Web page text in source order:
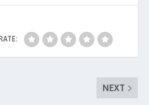
A
p
p
dI
n
t
NEXT